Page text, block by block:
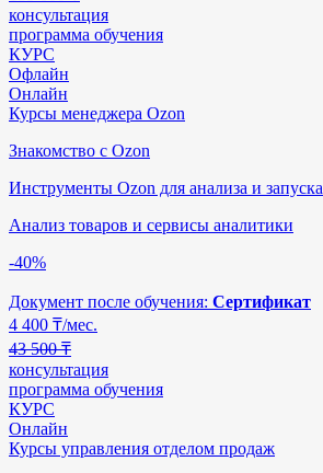
консультация
программа обучения
КУРС
Офлайн
Онлайн
Курсы менеджера Ozon
Знакомство с Ozon
Инструменты Ozon для анализа и запуска
Анализ товаров и сервисы аналитики
-40%
Документ после обучения: Сертификат
4 400 ₸/мес.
43 500 ₸
консультация
программа обучения
КУРС
Онлайн
Курсы управления отделом продаж